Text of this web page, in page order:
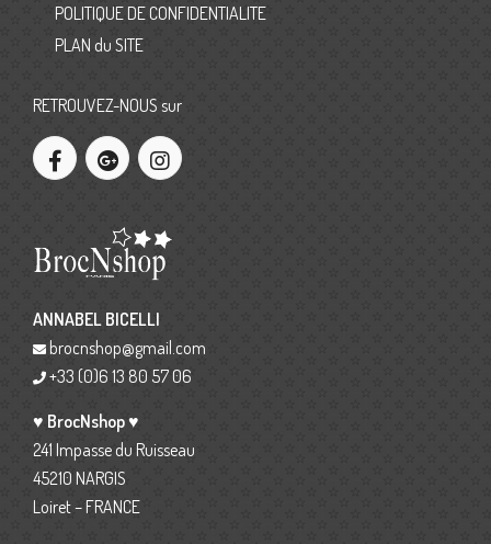
POLITIQUE DE CONFIDENTIALITE
PLAN du SITE
RETROUVEZ-NOUS sur
ANNABEL BICELLI
brocnshop@gmail.com
+33 (0)6 13 80 57 06
♥ BrocNshop ♥
241 Impasse du Ruisseau
45210 NARGIS
Loiret – FRANCE